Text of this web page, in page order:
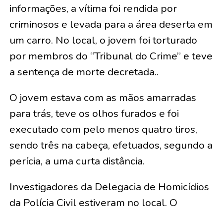
informações, a vítima foi rendida por
criminosos e levada para a área deserta em
um carro. No local, o jovem foi torturado
por membros do “Tribunal do Crime” e teve
a sentença de morte decretada..
O jovem estava com as mãos amarradas
para trás, teve os olhos furados e foi
executado com pelo menos quatro tiros,
sendo três na cabeça, efetuados, segundo a
perícia, a uma curta distância.
Investigadores da Delegacia de Homicídios
da Polícia Civil estiveram no local. O